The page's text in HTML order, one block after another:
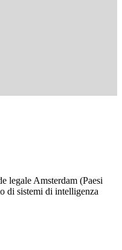
legale Amsterdam (Paesi
di sistemi di intelligenza